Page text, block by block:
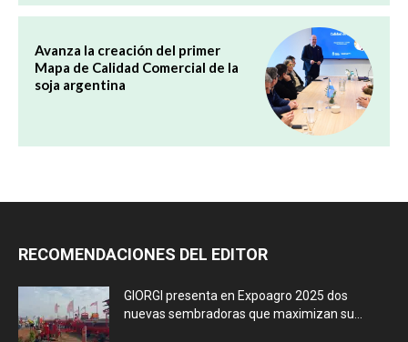
Avanza la creación del primer
Mapa de Calidad Comercial de la
soja argentina
RECOMENDACIONES DEL EDITOR
GIORGI presenta en Expoagro 2025 dos
nuevas sembradoras que maximizan su...